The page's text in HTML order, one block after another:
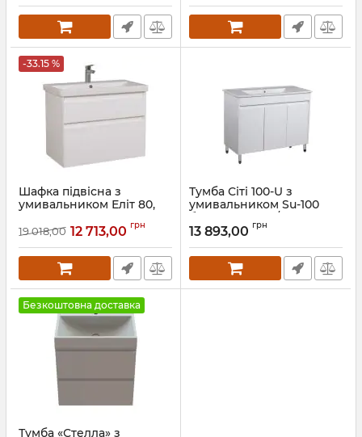
-33.15 %
Шафка підвісна з
умивальником Еліт 80,
Артикул:АР000040374
19 018,00 12 713,00 грн
Тумба Сіті 100-U з
умивальником Su-100
біла підлогова/підвісна
Артикул:00-0006883
13 893,00 грн
Безкоштовна доставка
Тумба «Стелла» з